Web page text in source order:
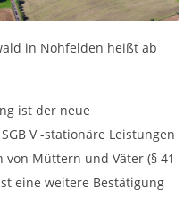
in Nohfelden heißt ab
ist der neue
V -stationäre Leistungen
Müttern und Väter (§ 41
eine weitere Bestätigung